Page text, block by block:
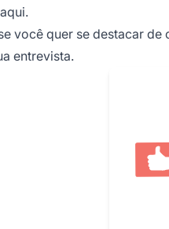
você quer se destacar
entrevista.